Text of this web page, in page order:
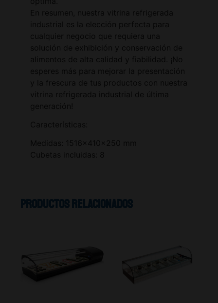
En resumen, nuestra vitrina refrigerada
industrial es la elección perfecta para
cualquier negocio que requiera una
solución de exhibición y conservación de
alimentos de alta calidad y fiabilidad. ¡No
esperes más para mejorar la presentación
y la frescura de tus productos con nuestra
vitrina refrigerada industrial de última
generación!
Características:
Medidas: 1516x410x250 mm
Cubetas incluidas: 8
Productos relacionados